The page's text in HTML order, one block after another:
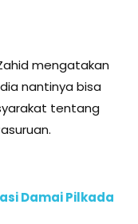
mengatakan
nantinya bisa
tentang
Damai Pilkada